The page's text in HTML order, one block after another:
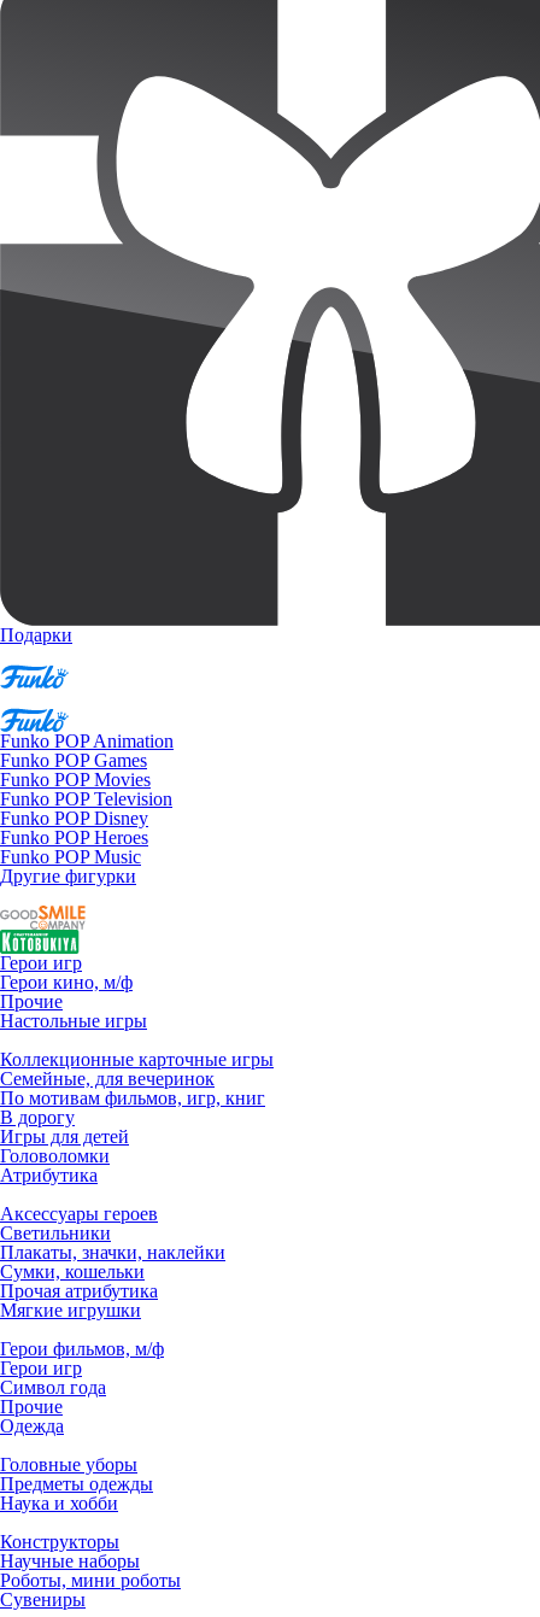
Подарки
Funko POP Animation
Funko POP Games
Funko POP Movies
Funko POP Television
Funko POP Disney
Funko POP Heroes
Funko POP Music
Другие фигурки
Герои игр
Герои кино, м/ф
Прочие
Настольные игры
Коллекционные карточные игры
Семейные, для вечеринок
По мотивам фильмов, игр, книг
В дорогу
Игры для детей
Головоломки
Атрибутика
Аксессуары героев
Светильники
Плакаты, значки, наклейки
Сумки, кошельки
Прочая атрибутика
Мягкие игрушки
Герои фильмов, м/ф
Герои игр
Символ года
Прочие
Одежда
Головные уборы
Предметы одежды
Наука и хобби
Конструкторы
Научные наборы
Роботы, мини роботы
Сувениры